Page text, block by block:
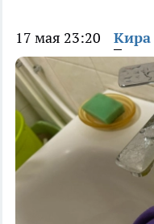
17 мая 23:20 Кира